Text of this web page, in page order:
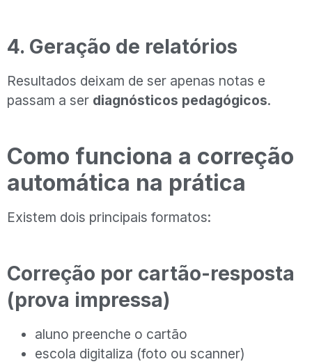
4. Geração de relatórios
Resultados deixam de ser apenas notas e
passam a ser diagnósticos pedagógicos.
Como funciona a correção
automática na prática
Existem dois principais formatos:
Correção por cartão-resposta
(prova impressa)
aluno preenche o cartão
escola digitaliza (foto ou scanner)